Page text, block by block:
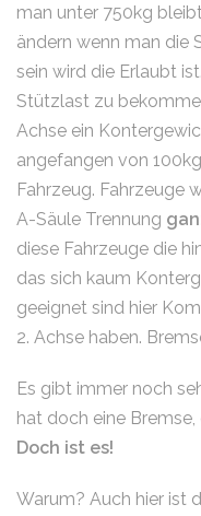
man unter 750kg
ändern wenn man die
sein wird die Erlaubt
Stützlast zu
Achse ein
angefangen von
Fahrzeug. Fahrzeuge
A-Säule Trennung
diese Fahrzeuge die
das sich kaum
geeignet sind hier
2. Achse haben.
Es gibt immer noch
hat doch eine
Doch ist es!
Warum? Auch hier ist